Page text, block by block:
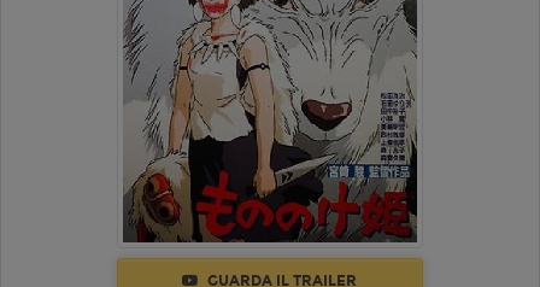
GUARDA IL TRAILER